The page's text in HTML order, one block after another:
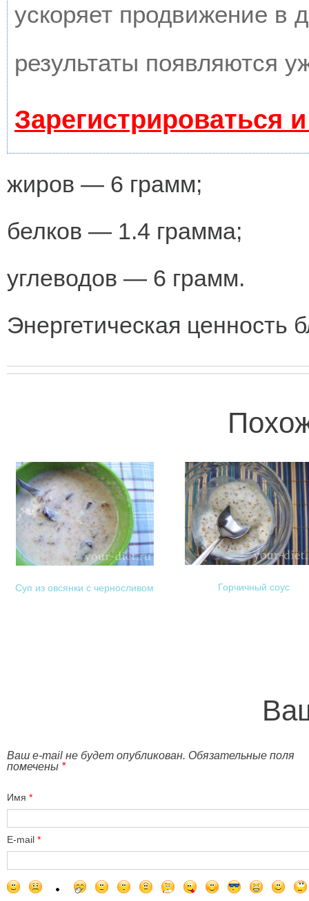
ускоряет продвижение в
результаты появляются
Зарегистрироваться
жиров — 6 грамм;
белков — 1.4 грамма;
углеводов — 6 грамм.
Энергетическая ценность
Суп из овсянки с черносливом Горчичный соус
Ваш e-mail не будет опубликован. Обязательные поля
помечены *
Имя *
E-mail *